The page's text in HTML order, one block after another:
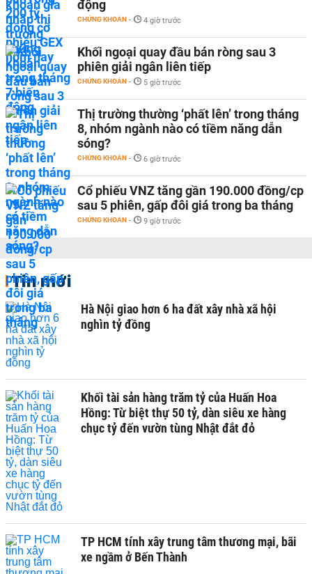
động
CHỨNG KHOÁN - 4 giờ trước
Khối ngoại quay đầu bán ròng sau 3
phiên giải ngân liên tiếp
CHỨNG KHOÁN - 5 giờ trước
Thị trường thường ‘phất lên’ trong tháng
8, nhóm ngành nào có tiềm năng dẫn
sóng?
CHỨNG KHOÁN - 6 giờ trước
Cổ phiếu VNZ tăng gần 190.000 đồng/cp
sau 5 phiên, gấp đôi giá trong ba tháng
CHỨNG KHOÁN - 9 giờ trước
Tin mới
Hà Nội giao hơn 6 ha đất xây nhà xã hội
nghìn tỷ đồng
Khối tài sản hàng trăm tỷ của Huấn Hoa
Hồng: Từ biệt thự 50 tỷ, dàn siêu xe hàng
chục tỷ đến vườn tùng Nhật đắt đỏ
TP HCM tính xây trung tâm thương mại, bãi
xe ngầm ở Bến Thành